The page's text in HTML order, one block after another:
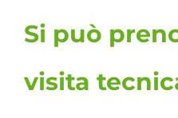
Si può
visita